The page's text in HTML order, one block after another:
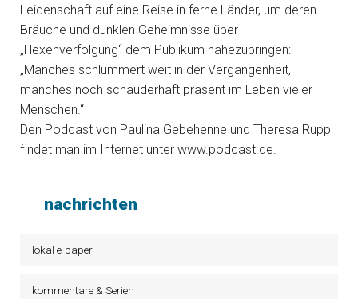
Leidenschaft auf eine Reise in ferne Länder, um deren
Bräuche und dunklen Geheimnisse über
„Hexenverfolgung“ dem Publikum nahezubringen:
„Manches schlummert weit in der Vergangenheit,
manches noch schauderhaft präsent im Leben vieler
Menschen.“
Den Podcast von Paulina Gebehenne und Theresa Rupp
findet man im Internet unter www.podcast.de.
nachrichten
lokal e-paper
kommentare & Serien